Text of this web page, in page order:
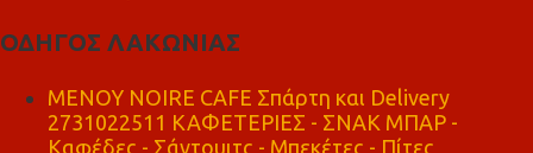
ΟΔΗΓΟΣ ΛΑΚΩΝΙΑΣ
MENOY NOIRE CAFE Σπάρτη και Delivery
2731022511 ΚΑΦΕΤΕΡΙΕΣ - ΣΝΑΚ ΜΠΑΡ -
Καφέδες - Σάντουιτς - Μπεκέτες - Πίτες